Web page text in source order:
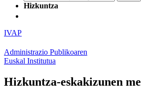
Hizkuntza
IVAP
Administrazio Publikoaren
Euskal Institutua
Hizkuntza-eskakizunen